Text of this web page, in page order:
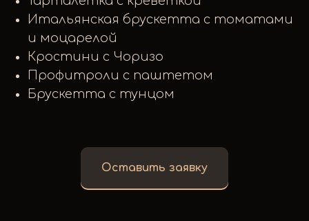
Итальянская брускетта с томатами
и моцарелой
Кростини с Чоризо
Профитроли с паштетом
Брускетта с тунцом
Оставить заявку